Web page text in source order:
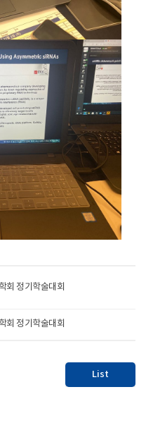
회 정기학술대회
회 정기학술대회
List